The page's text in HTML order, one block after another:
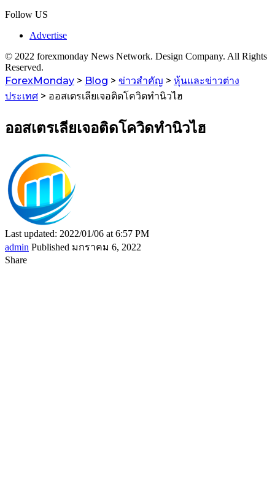
Follow US
Advertise
© 2022 forexmonday News Network. Design Company. All Rights
Reserved.
ForexMonday > Blog > ข่าวสำคัญ > หุ้นและข่าวต่าง
ประเทศ > ออสเตรเลียเจอติดโควิดทำนิวไฮ
ออสเตรเลียเจอติดโควิดทำนิวไฮ
Last updated: 2022/01/06 at 6:57 PM
admin Published มกราคม 6, 2022
Share